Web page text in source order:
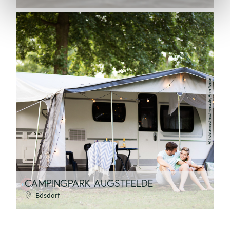
©
holsteinischeschweiz.de, Anne Weise
CAMPINGPARK AUGSTFELDE
Bösdorf